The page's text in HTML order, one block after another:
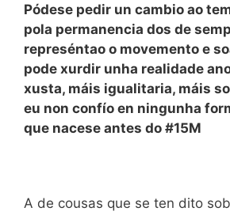
Pódese pedir un cambio ao
pola permanencia dos de
represéntao o movemento e
pode xurdir unha realidade
xusta, máis igualitaria, máis
eu non confío en ningunha
que nacese antes do #15M
A de cousas que se ten dito